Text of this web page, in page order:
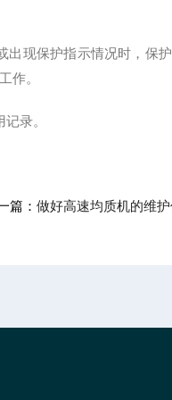
现保护指示情况时，保
作。
录。
篇： 做好高速均质机的维护保养工作，我们使用的才能